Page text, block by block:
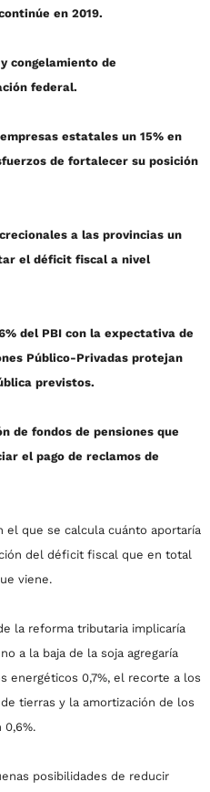
en 2019.
congelamiento de
federal.
estatales un 15% en
de fortalecer su posición
a las provincias un
el déficit fiscal a nivel
del PBI con la expectativa de
Público-Privadas protejan
previstos.
de fondos de pensiones que
el pago de reclamos de
que se calcula cuánto aportaría
del déficit fiscal que en total
viene.
la reforma tributaria implicaría
a la baja de la soja agregaría
energéticos 0,7%, el recorte a los
tierras y la amortización de los
0,6%.
posibilidades de reducir